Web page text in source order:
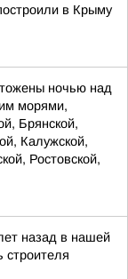
в Крыму
ночью над
морями,
Брянской,
Калужской,
Ростовской,
назад в нашей
строителя